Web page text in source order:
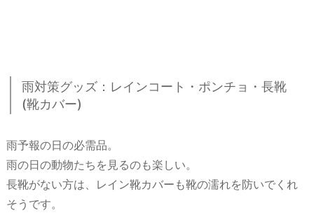
雨対策グッズ：レインコート・ポンチョ・長靴
(靴カバー)
雨予報の日の必需品。
雨の日の動物たちを見るのも楽しい。
長靴がない方は、レイン靴カバーも靴の濡れを防いでくれ
そうです。